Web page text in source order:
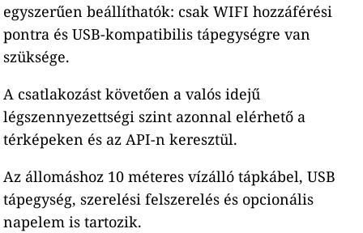
egyszerűen beállíthatók: csak WIFI hozzáférési
pontra és USB-kompatibilis tápegységre van
szüksége.
A csatlakozást követően a valós idejű
légszennyezettségi szint azonnal elérhető a
térképeken és az API-n keresztül.
Az állomáshoz 10 méteres vízálló tápkábel, USB
tápegység, szerelési felszerelés és opcionális
napelem is tartozik.